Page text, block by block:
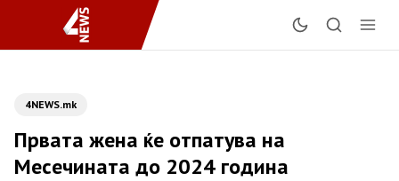
4NEWS.mk
Првата жена ќе отпатува на
Месечината до 2024 година